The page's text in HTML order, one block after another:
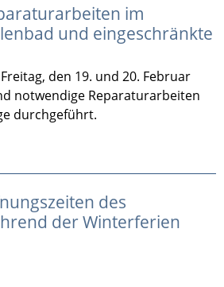
im
und eingeschränkte
den 19. und 20. Februar
notwendige Reparaturarbeiten
durchgeführt.
des
der Winterferien